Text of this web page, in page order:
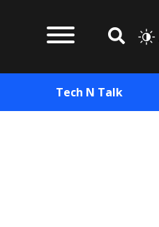
Tech N Talk